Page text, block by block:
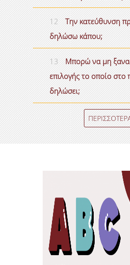
ΓΝΩΣΤΙΚΟ
ΑΝΤΙΚΕΙΜΕΝΟ
«ΛΟΓΙΣΤΙΚΗ»
(ΚΩΔΙΚΟΣ
ΑΠΕΛΛΑ:
APP53803)
12 Την κατεύθυνση
δηλώσω κάπου;
13 Μπορώ να μη
επιλογής το οποίο στο
δηλώσει;